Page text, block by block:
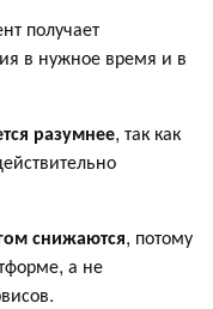
получает
в нужное время и в
разумнее, так как
снижаются, потому
а не